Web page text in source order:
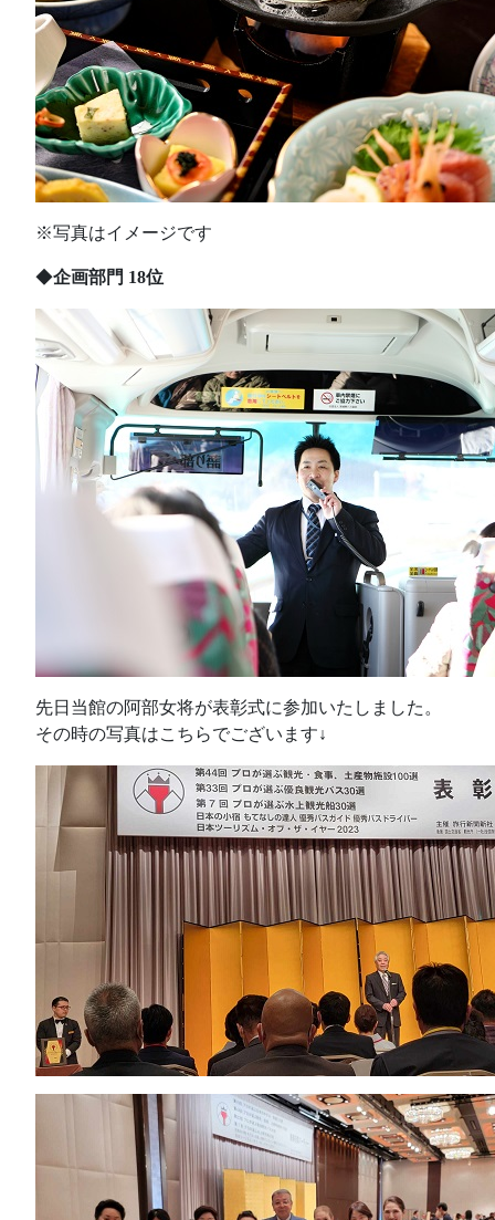
※写真はイメージです
◆企画部門 18位
先日当館の阿部女将が表彰式に参加いたしました。
その時の写真はこちらでございます↓